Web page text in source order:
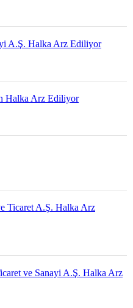
A.Ş. Halka Arz Ediliyor
Halka Arz Ediliyor
Ticaret A.Ş. Halka Arz
ve Sanayi A.Ş. Halka Arz